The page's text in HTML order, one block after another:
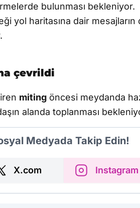
bulunması bekleniyor.
yol haritasına dair mesajların
çevrildi
miting öncesi meydanda
alanda toplanması
Medyada Takip Edin!
X.com Instagram